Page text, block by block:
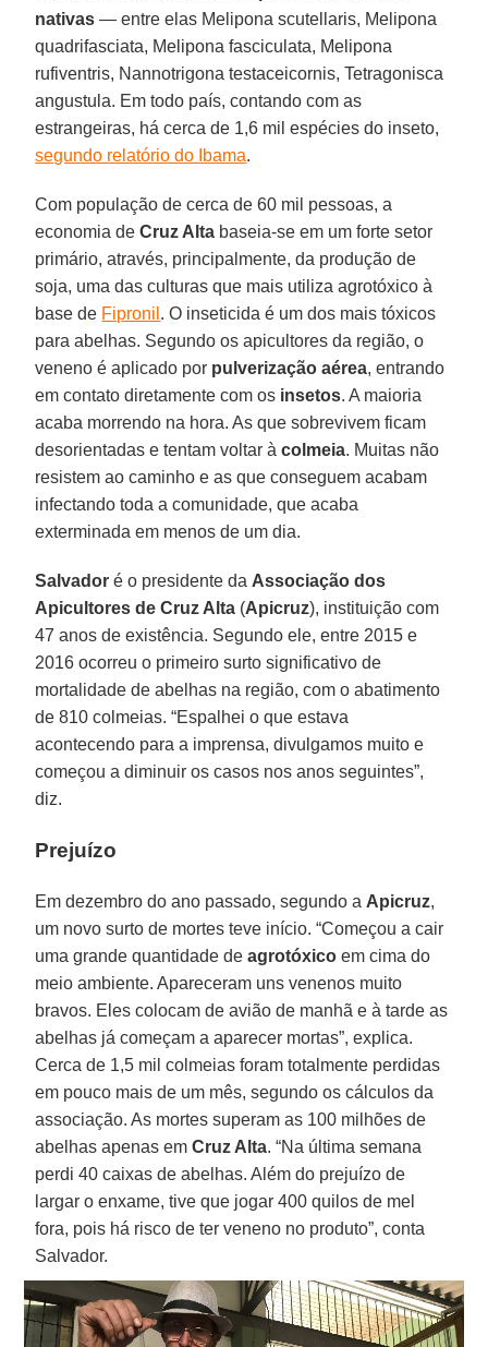
nativas — entre elas Melipona scutellaris, Melipona
quadrifasciata, Melipona fasciculata, Melipona
rufiventris, Nannotrigona testaceicornis, Tetragonisca
angustula. Em todo país, contando com as
estrangeiras, há cerca de 1,6 mil espécies do inseto,
segundo relatório do Ibama.
Com população de cerca de 60 mil pessoas, a
economia deCruz Alta baseia-se em um forte setor
primário, através, principalmente, da produção de
soja, uma das culturas que mais utiliza agrotóxico à
base de Fipronil . O inseticida é um dos mais tóxicos
para abelhas. Segundo os apicultores da região, o
veneno é aplicado por pulverização aérea, entrando
em contato diretamente com os insetos. A maioria
acaba morrendo na hora. As que sobrevivem ficam
desorientadas e tentam voltar àcolmeia. Muitas não
resistem ao caminho e as que conseguem acabam
infectando toda a comunidade, que acaba
exterminada em menos de um dia.
Salvador é o presidente da Associação dos
Apicultores de Cruz Alta (Apicruz), instituição com
47 anos de existência. Segundo ele, entre 2015 e
2016 ocorreu o primeiro surto significativo de
mortalidade de abelhas na região, com o abatimento
de 810 colmeias. “Espalhei o que estava
acontecendo para a imprensa, divulgamos muito e
começou a diminuir os casos nos anos seguintes”,
diz.
Prejuízo
Em dezembro do ano passado, segundo a Apicruz,
um novo surto de mortes teve início. “Começou a cair
uma grande quantidade deagrotóxico em cima do
meio ambiente. Apareceram uns venenos muito
bravos. Eles colocam de avião de manhã e à tarde as
abelhas já começam a aparecer mortas”, explica.
Cerca de 1,5 mil colmeias foram totalmente perdidas
em pouco mais de um mês, segundo os cálculos da
associação. As mortes superam as 100 milhões de
abelhas apenas em Cruz Alta. “Na última semana
perdi 40 caixas de abelhas. Além do prejuízo de
largar o enxame, tive que jogar 400 quilos de mel
fora, pois há risco de ter veneno no produto”, conta
Salvador.